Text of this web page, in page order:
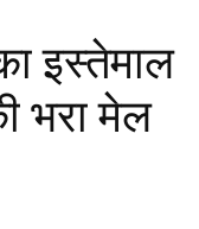
इस्तेमाल
भरा मेल